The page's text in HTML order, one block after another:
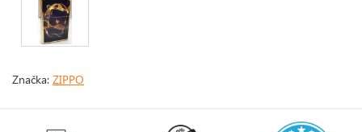
Značka: ZIPPO